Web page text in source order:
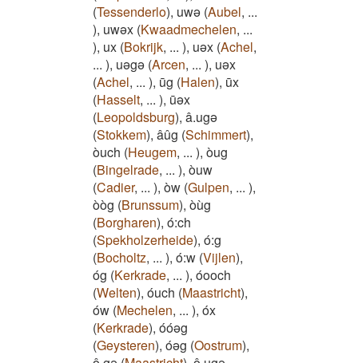
(Tessenderlo), uwə (Aubel, ...
), uwəx (Kwaadmechelen, ...
), ux (Bokrijk, ... ), uǝx (Achel,
... ), uəgə (Arcen, ... ), uəx
(Achel, ... ), ūg (Halen), ūx
(Hasselt, ... ), ūəx
(Leopoldsburg), â.ugə
(Stokkem), âûg (Schimmert),
òuch (Heugem, ... ), òug
(Bingelrade, ... ), òuw
(Cadier, ... ), òw (Gulpen, ... ),
òòg (Brunssum), òùg
(Borgharen), ó:ch
(Spekholzerheide), ó:g
(Bocholtz, ... ), ó:w (Vijlen),
óg (Kerkrade, ... ), óooch
(Welten), óuch (Maastricht),
ów (Mechelen, ... ), óx
(Kerkrade), óóəg
(Geysteren), óəg (Oostrum),